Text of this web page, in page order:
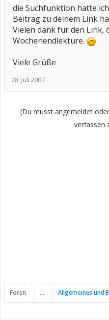
die Suchfunktion hatte
Beitrag zu deinem Link
Vielen dank für den Link,
Wochenendlektüre.
Viele Grüße
28. Juli 2007
(Du musst angemeldet
verfassen
Foren ... Allgemeines und